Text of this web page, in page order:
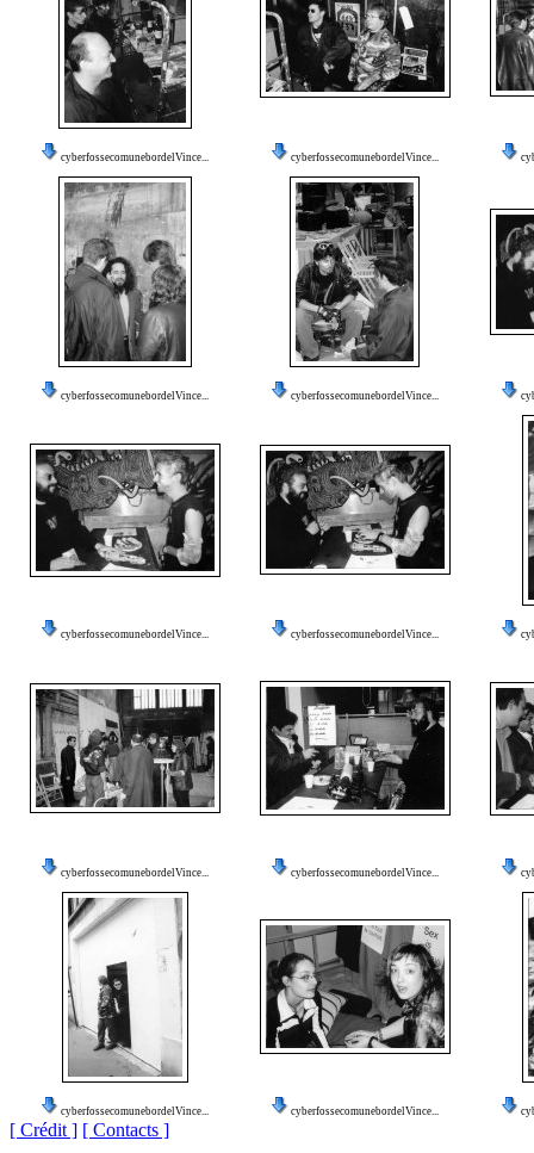
cyberfossecomunebordelVince... cyberfossecomunebordelVince...
cyberfossecomunebordelVince... cyberfossecomunebordelVince...
cyberfossecomunebordelVince... cyberfossecomunebordelVince...
cyberfossecomunebordelVince... cyberfossecomunebordelVince...
cyberfossecomunebordelVince... cyberfossecomunebordelVince...
[ Crédit ] [ Contacts ]